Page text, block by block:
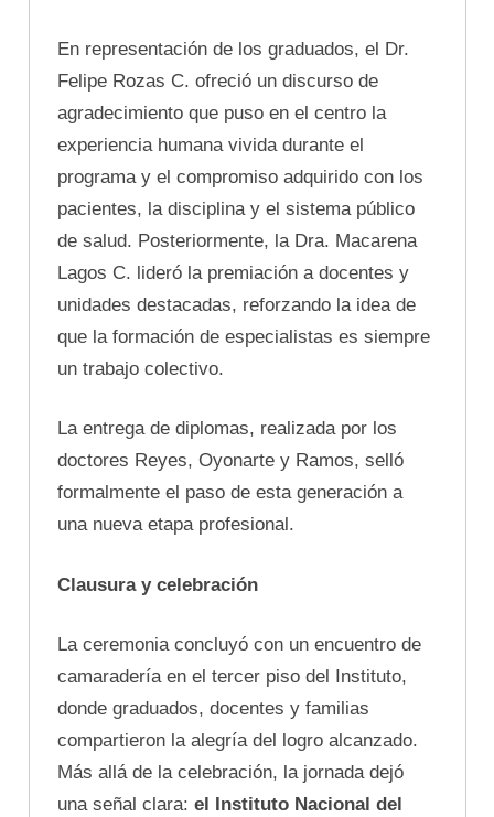
En representación de los graduados, el Dr.
Felipe Rozas C. ofreció un discurso de
agradecimiento que puso en el centro la
experiencia humana vivida durante el
programa y el compromiso adquirido con los
pacientes, la disciplina y el sistema público
de salud. Posteriormente, la Dra. Macarena
Lagos C. lideró la premiación a docentes y
unidades destacadas, reforzando la idea de
que la formación de especialistas es siempre
un trabajo colectivo.
La entrega de diplomas, realizada por los
doctores Reyes, Oyonarte y Ramos, selló
formalmente el paso de esta generación a
una nueva etapa profesional.
Clausura y celebración
La ceremonia concluyó con un encuentro de
camaradería en el tercer piso del Instituto,
donde graduados, docentes y familias
compartieron la alegría del logro alcanzado.
Más allá de la celebración, la jornada dejó
una señal clara: el Instituto Nacional del